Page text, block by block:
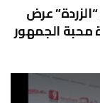
“الزردة” عرض
محبة الجمهور